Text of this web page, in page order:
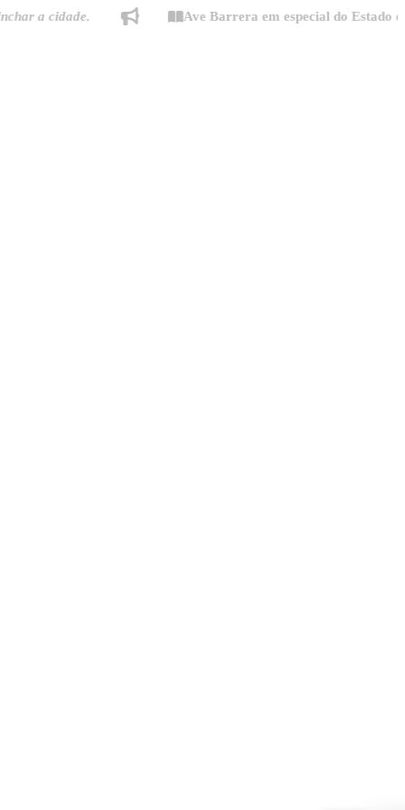
cidade. Ave Barrera em especial do Estado de